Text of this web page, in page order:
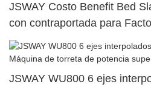
JSWAY Costo Benefit Bed
con contraportada para
JSWAY WU800 6 ejes